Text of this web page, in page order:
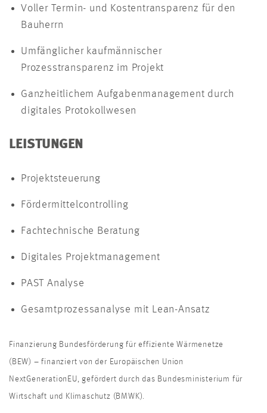
Voller Termin- und Kostentransparenz für den
Bauherrn
Umfänglicher kaufmännischer
Prozesstransparenz im Projekt
Ganzheitlichem Aufgabenmanagement durch
digitales Protokollwesen
LEISTUNGEN
Projektsteuerung​
Fördermittelcontrolling​
Fachtechnische Beratung​
Digitales Projektmanagement
PAST Analyse​
Gesamtprozessanalyse mit Lean-Ansatz​
Finanzierung Bundesförderung für effiziente Wärmenetze
(BEW) – finanziert ​von der Europäischen Union
NextGenerationEU, gefördert durch das ​Bundesministerium für
Wirtschaft und Klimaschutz (BMWK).